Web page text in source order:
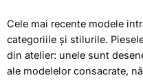
Cele mai recente modele
categoriile și stilurile.
din atelier: unele sunt
ale modelelor consacrate,